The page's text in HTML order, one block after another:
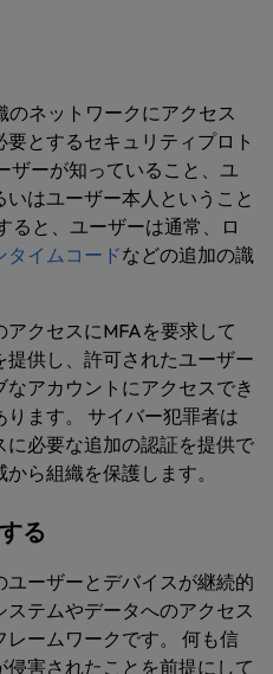
のネットワークにアクセス
とするセキュリティプロト
ザーが知っていること、ユ
はユーザー本人ということ
ると、ユーザーは通常、ロ
タイムコードなどの追加の識
クセスにMFAを要求して
供し、許可されたユーザー
アカウントにアクセスでき
ます。 サイバー犯罪者は
必要な追加の認証を提供で
ら組織を保護します。
る
ユーザーとデバイスが継続的
テムやデータへのアクセス
ームワークです。 何も信
害されたことを前提にして